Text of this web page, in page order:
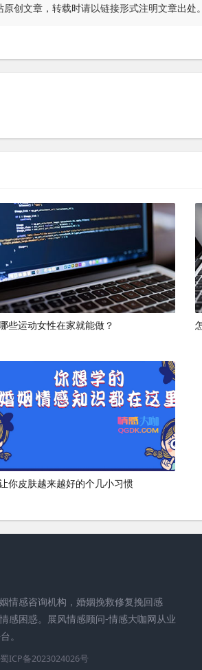
创文章，转载时请以链接形式注明文章出处。
些运动女性在家就能做？
你皮肤越来越好的个几小习惯
情感咨询机构，婚姻挽救修复挽回感
感困惑。展风情感顾问-情感大咖网从业
。
蜀ICP备2023024026号